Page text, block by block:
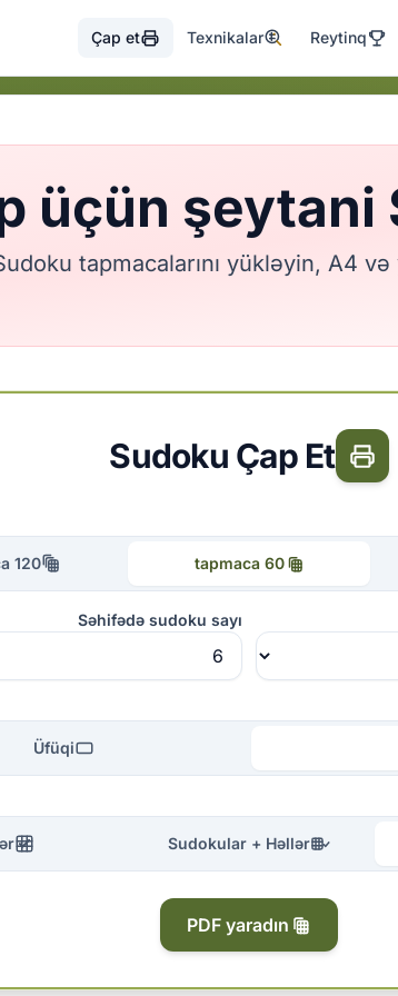
Reytinq
Texnikalar
Çap et
üçün şeytani
tapmacalarını yükləyin, A4
Sudoku Çap Et
60 tapmaca
120 tapmaca
Səhifədə sudoku sayı
Üfüqi
Sudokular + Həllər
PDF yaradın